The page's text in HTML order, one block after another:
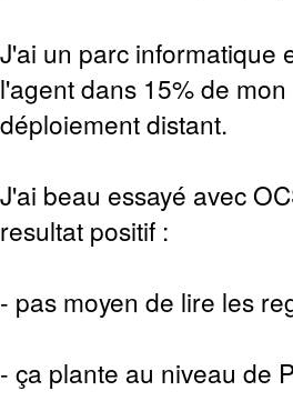
J'ai un parc informatique
l'agent dans 15% de
déploiement distant.
J'ai beau essayé avec
resultat positif :
- pas moyen de lire les
- ça plante au niveau de